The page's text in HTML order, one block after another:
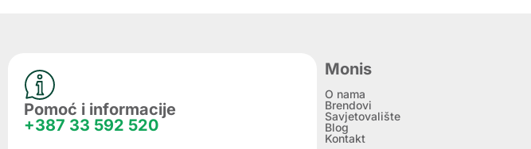
Pomoć i informacije
+387 33 592 520
Monis
O nama
Brendovi
Savjetovalište
Blog
Kontakt